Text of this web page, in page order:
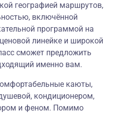
географией маршрутов,
включённой
программой на
линейке и широкой
сможет предложить
именно вам.
каюты,
кондиционером,
и феном. Помимо